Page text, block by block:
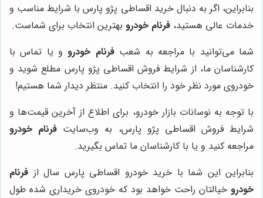
بنابراین، اگر به دنبال خرید اقساطی پژو پارس با شرایط مناسب و
خدمات عالی هستید، فرنام خودرو بهترین انتخاب برای شماست.
شما می‌توانید با مراجعه به شعبفرنام خودرو و یا تماس با
کارشناسان ما، از شرایط فروش اقساطی پژو پارس مطلع شوید و
خودروی مورد نظر خود را انتخاب کنید. منتظر دیدار شما هستیم!
با توجه به نوسانات بازار خودرو، برای اطلاع از آخرین قیمت‌ها و
شرایط فروش اقساطی پژو پارس، به وب‌سایت فرنام خودرو
مراجعه کنید و یا با کارشناسان ما تماس بگیرید.
بنابراین این شما با خرید خودرو اقساطی پارس سال از فرنام
خودرو خیالتان راحت خواهد بود که خودروی خریداری شده طول